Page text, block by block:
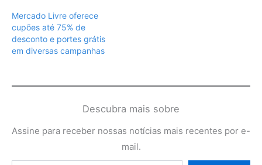
Mercado Livre oferece
cupões até 75% de
desconto e portes grátis
em diversas campanhas
Descubra mais sobre
Assine para receber nossas notícias mais recentes por e-
mail.